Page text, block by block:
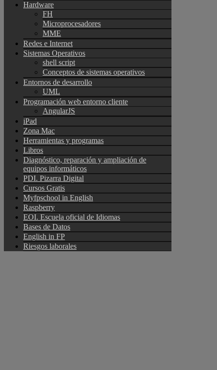
Hardware
FH
Microprocesadores
MME
Redes e Internet
Sistemas Operativos
shell script
Conceptos de sistemas operativos
Entornos de desarrollo
UML
Programación web entorno cliente
AngularJS
iPad
Zona Mac
Herramientas y programas
Libros
Diagnóstico, reparación y ampliación de
equipos informáticos
PDI. Pizarra Digital
Cursos Gratis
Myfpschool in English
Raspberry
EOI. Escuela oficial de Idiomas
Bases de Datos
English in FP
Riesgos laborales